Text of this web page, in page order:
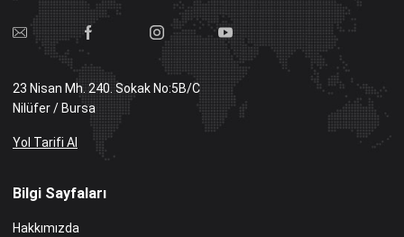
23 Nisan Mh. 240. Sokak No:5B/C
Nilüfer / Bursa
Yol Tarifi Al
Bilgi Sayfaları
Hakkımızda